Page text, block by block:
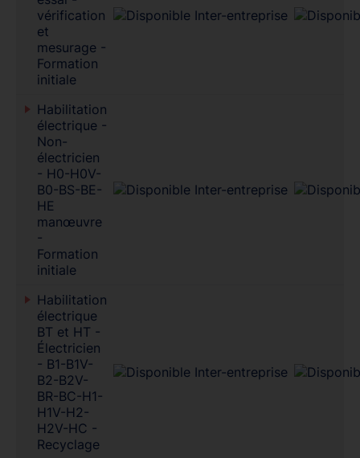
vérification
et
mesurage -
Formation
initiale
Habilitation
électrique -
Non-
électricien
- H0-H0V-
B0-BS-BE-
HE
manœuvre
-
Formation
initiale
Habilitation
électrique
BT et HT -
Électricien
- B1-B1V-
B2-B2V-
BR-BC-H1-
H1V-H2-
H2V-HC -
Recyclage